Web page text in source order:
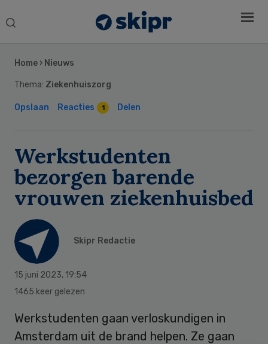
Search
Home › Nieuws
Thema: Ziekenhuiszorg
Opslaan Reacties 1 Delen
Werkstudenten
bezorgen barende
vrouwen ziekenhuisbed
Skipr Redactie
15 juni 2023, 19:54
1465 keer gelezen
Werkstudenten gaan verloskundigen in
Amsterdam uit de brand helpen. Ze gaan
Sidebar